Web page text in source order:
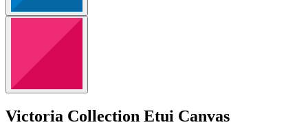
Victoria Collection Etui Canvas